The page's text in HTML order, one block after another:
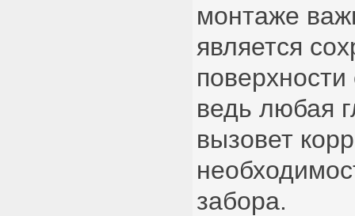
монтаже
является
ведь любая
вызовет
забора.